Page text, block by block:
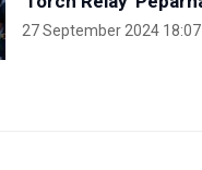
27 September 2024 18:07